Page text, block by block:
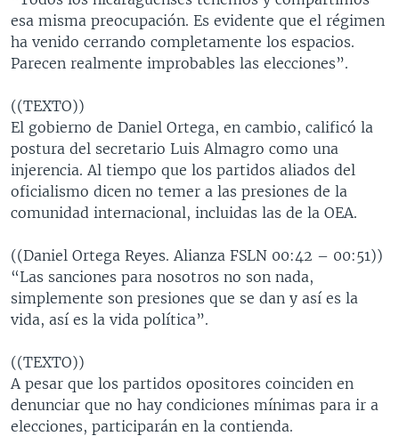
esa misma preocupación. Es evidente que el régimen
ha venido cerrando completamente los espacios.
Parecen realmente improbables las elecciones”.
((TEXTO))
El gobierno de Daniel Ortega, en cambio, calificó la
postura del secretario Luis Almagro como una
injerencia. Al tiempo que los partidos aliados del
oficialismo dicen no temer a las presiones de la
comunidad internacional, incluidas las de la OEA.
((Daniel Ortega Reyes. Alianza FSLN 00:42 – 00:51))
“Las sanciones para nosotros no son nada,
simplemente son presiones que se dan y así es la
vida, así es la vida política”.
((TEXTO))
A pesar que los partidos opositores coinciden en
denunciar que no hay condiciones mínimas para ir a
elecciones, participarán en la contienda.